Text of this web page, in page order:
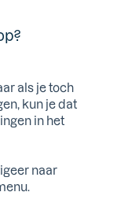
als je toch
kun je dat
in het
naar